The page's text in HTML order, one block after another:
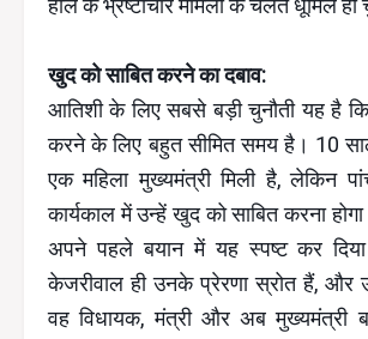
हाल के भ्रष्टाचार मामलों के चलते धूमिल हो
खुद को साबित करने का दबाव:
आतिशी के लिए सबसे बड़ी चुनौती यह है
करने के लिए बहुत सीमित समय है। 10
एक महिला मुख्यमंत्री मिली है, लेकिन
कार्यकाल में उन्हें खुद को साबित करना
अपने पहले बयान में यह स्पष्ट कर
केजरीवाल ही उनके प्रेरणा स्रोत हैं, और
वह विधायक, मंत्री और अब मुख्यमंत्री